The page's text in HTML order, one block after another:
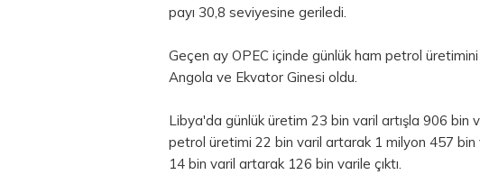
payı 30,8 seviyesine geriledi.
Geçen ay OPEC içinde günlük ham petrol
Angola ve Ekvator Ginesi oldu.
Libya'da günlük üretim 23 bin varil artışla 906 bin
petrol üretimi 22 bin varil artarak 1 milyon 457
14 bin varil artarak 126 bin varile çıktı.